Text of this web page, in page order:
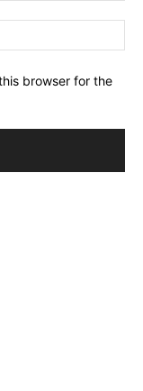
browser for the